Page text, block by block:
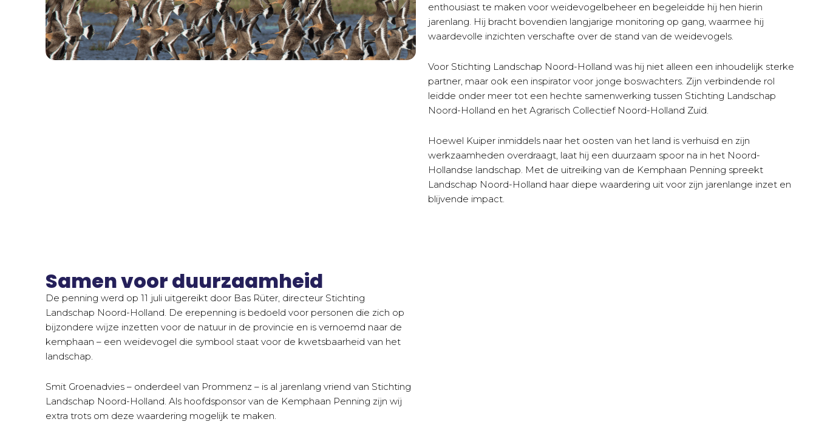
enthousiast te maken voor weidevogelbeheer en begeleidde hij hen hierin
jarenlang. Hij bracht bovendien langjarige monitoring op gang, waarmee hij
waardevolle inzichten verschafte over de stand van de weidevogels.
Voor Stichting Landschap Noord-Holland was hij niet alleen een inhoudelijk sterke
partner, maar ook een inspirator voor jonge boswachters. Zijn verbindende rol
leidde onder meer tot een hechte samenwerking tussen Stichting Landschap
Noord-Holland en het Agrarisch Collectief Noord-Holland Zuid.
Hoewel Kuiper inmiddels naar het oosten van het land is verhuisd en zijn
werkzaamheden overdraagt, laat hij een duurzaam spoor na in het Noord-
Hollandse landschap. Met de uitreiking van de Kemphaan Penning spreekt
Landschap Noord-Holland haar diepe waardering uit voor zijn jarenlange inzet en
blijvende impact.
Samen voor duurzaamheid
De penning werd op 11 juli uitgereikt door Bas Rüter, directeur Stichting
Landschap Noord-Holland. De erepenning is bedoeld voor personen die zich op
bijzondere wijze inzetten voor de natuur in de provincie en is vernoemd naar de
kemphaan – een weidevogel die symbool staat voor de kwetsbaarheid van het
landschap.
Smit Groenadvies – onderdeel van Prommenz – is al jarenlang vriend van Stichting
Landschap Noord-Holland. Als hoofdsponsor van de Kemphaan Penning zijn wij
extra trots om deze waardering mogelijk te maken.